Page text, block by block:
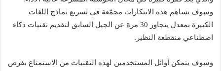
وسوف تساهم هذه الابتكارات مجمّعة في تسريع نماذج اللغات
الكبيرة بمعدل يتجاوز 30 مرة عن الجيل السابق لتقديم تقنيات ذكاء
اصطناعي منقطعة النظير.
وسوف يتمكن أوائل المستخدمين لهذه التقنيات من الاستمتاع بفرص